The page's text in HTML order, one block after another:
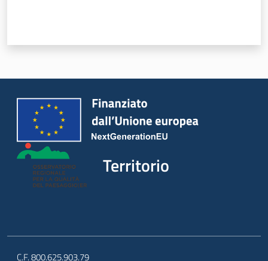
Territorio
Argomenti
Novità
Servizi
Territorio
C.F. 800.625.903.79